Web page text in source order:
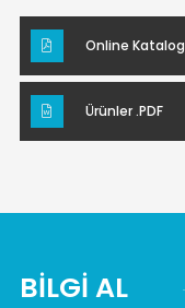
Online Katalog
Ürünler .PDF
BİLGİ AL